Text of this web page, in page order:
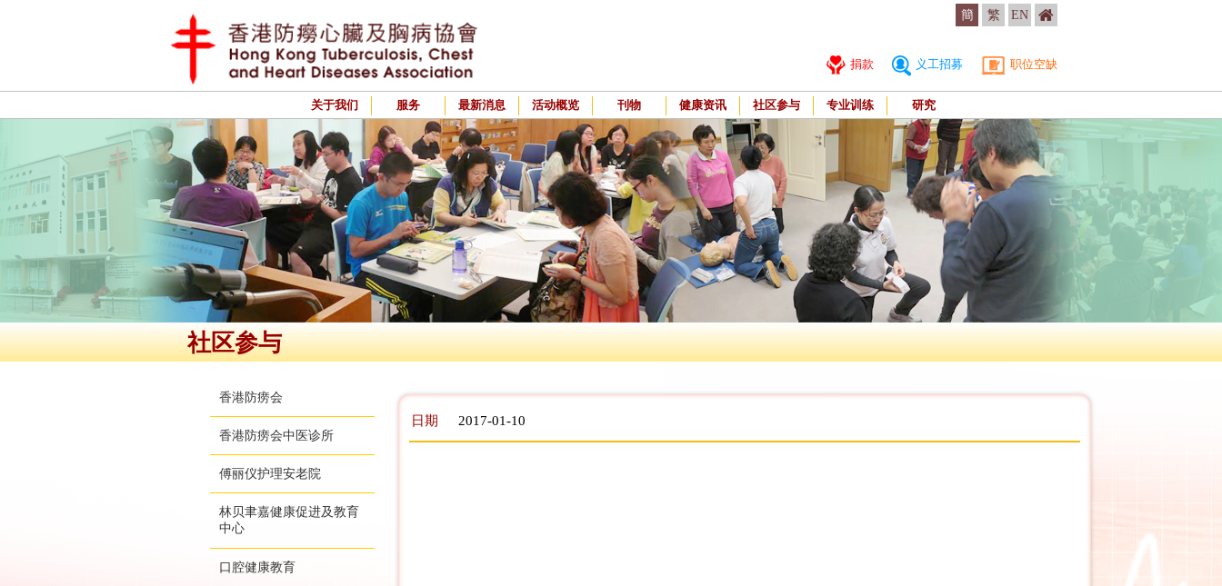
簡 繁 EN
捐款 义工招募 职位空缺
关于我们 服务 最新消息 活动概览 刊物 健康资讯 社区参与 专业训练 研究
社区参与
香港防痨会
香港防痨会中医诊所
傅丽仪护理安老院
林贝聿嘉健康促进及教育
中心
口腔健康教育
日期 2017-01-10